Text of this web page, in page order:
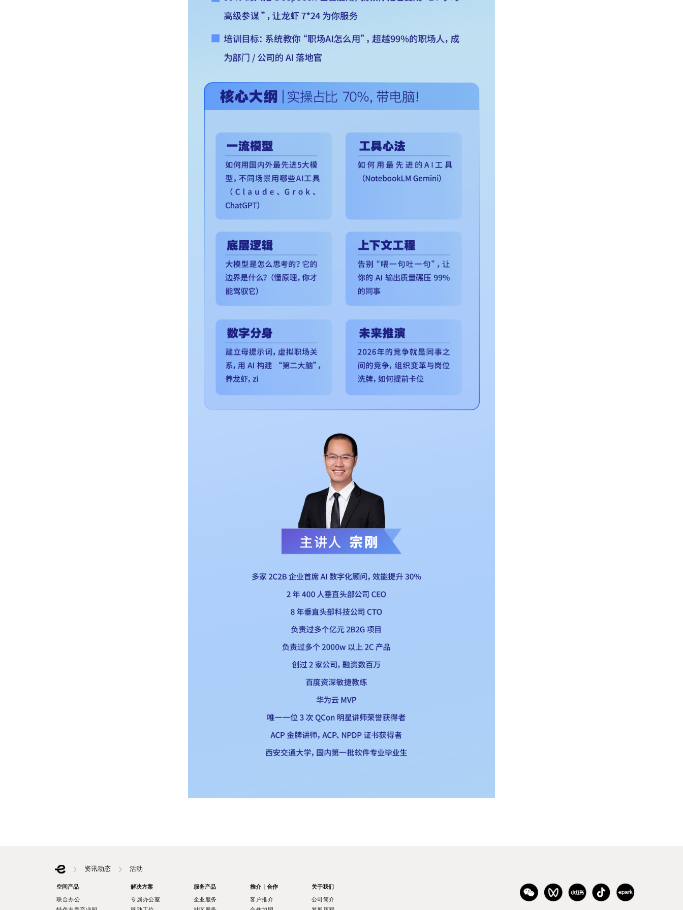
资讯动态 活动
空间产品
联合办公
解决方案
专属办公室
服务产品
企业服务
推介｜合作
客户推介
关于我们
公司简介